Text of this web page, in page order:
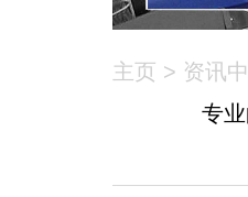
主页 > 资讯
专